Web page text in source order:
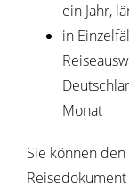
ein Jahr,
in
Monat
Sie können den